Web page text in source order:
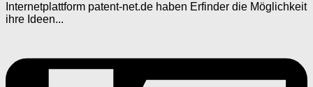
Internetplattform patent-net.de haben Erfinder die Möglichkeit
ihre Ideen...